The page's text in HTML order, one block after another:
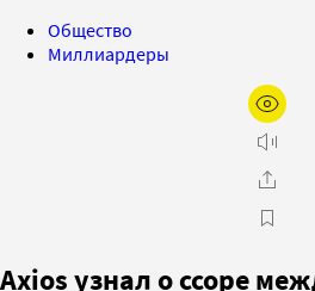
Общество
Миллиардеры
Axios узнал о ссоре